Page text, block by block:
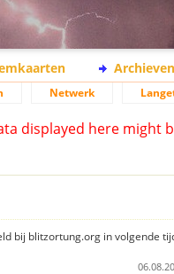
Archieven
Netwerk
displayed here might
bij blitzortung.org in volgende